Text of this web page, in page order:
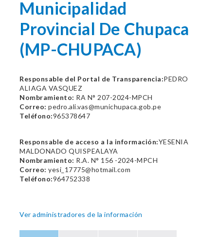
Municipalidad
Provincial De Chupaca
(MP-CHUPACA)
Responsable del Portal de Transparencia:PEDRO
ALIAGA VASQUEZ
Nombramiento: RA N° 207-2024-MPCH
Correo: pedro.ali.vas@munichupaca.gob.pe
Teléfono:965378647
Responsable de acceso a la información:YESENIA
MALDONADO QUISPEALAYA
Nombramiento: R.A. N° 156 -2024-MPCH
Correo: yesi_17775@hotmail.com
Teléfono:964752338
Ver administradores de la información